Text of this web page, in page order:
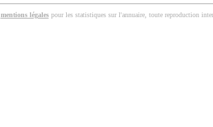
mentions légalespour les statistiques sur l'annuaire, toute reproduction